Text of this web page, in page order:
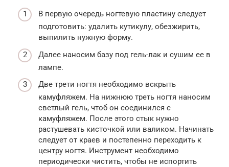
В первую очередь ногтевую пластину следует
подготовить: удалить кутикулу, обезжирить,
выпилить нужную форму.
Далее наносим базу под гель-лак и сушим ее в
лампе.
Две трети ногтя необходимо вскрыть
камуфляжем. На нижнюю треть ногтя наносим
светлый гель, чтоб он соединился с
камуфляжем. После этого стык нужно
растушевать кисточкой или валиком. Начинать
следует от краев и постепенно переходить к
центру ногтя. Инструмент необходимо
периодически чистить, чтобы не испортить